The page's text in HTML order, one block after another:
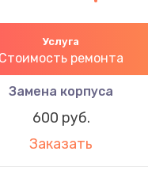
Услуга
Стоимость ремонта
Замена корпуса
600 руб.
Заказать